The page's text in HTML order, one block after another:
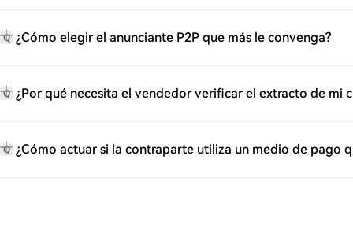
Q ¿Cómo elegir el anunciante P2P que más le convenga?
Q ¿Por qué necesita el vendedor verificar el extracto de mi
Q ¿Cómo actuar si la contraparte utiliza un medio de pago